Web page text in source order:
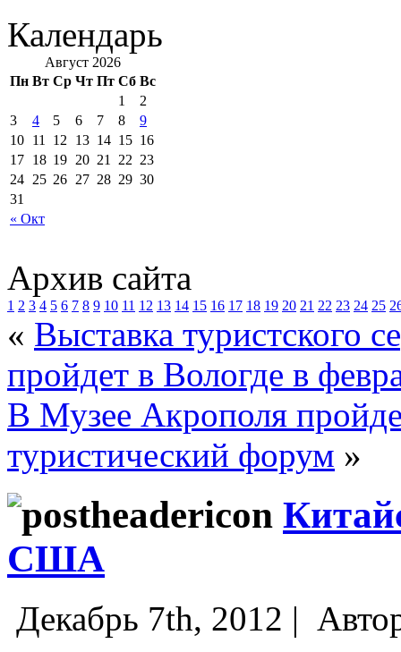
Календарь
Август 2026
Пн Вт Ср Чт Пт Сб Вс
« Окт
1
2
3
4 5 6 7 8
9
10 11 12 13 14 15 16
17 18 19 20 21 22 23
24 25 26 27 28 29 30
31
Архив сайта
1 2 3 4 5 6 7 8 9 10 11 12 13 14 15 16 17 18 19 20 21 22 23 24 25
« Выставка туристского
пройдет в Вологде в
В Музее Акрополя
туристический форум »
США
Декабрь 7th, 2012 |